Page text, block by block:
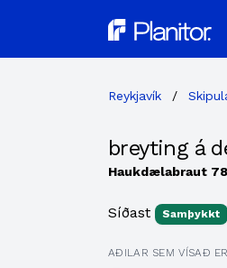
Planitor
Reykjavík /
breyting á
Haukdælabraut
Síðast Samþykkt
AÐILAR SEM VÍSAÐ